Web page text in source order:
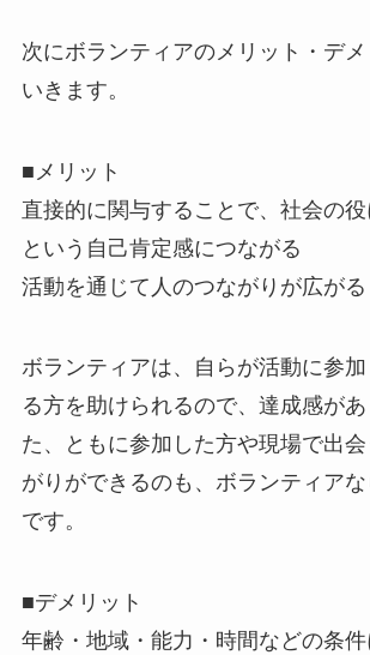
次にボランティアのメリット・デ
いきます。
■メリット
直接的に関与することで、社会の
という自己肯定感につながる
活動を通じて人のつながりが広がる
ボランティアは、自らが活動に参
る方を助けられるので、達成感があ
た、ともに参加した方や現場で出
がりができるのも、ボランティア
です。
■デメリット
年齢・地域・能力・時間などの条